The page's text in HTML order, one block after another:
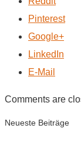
Pinterest
Google+
LinkedIn
E-Mail
Comments are
Neueste Beiträge